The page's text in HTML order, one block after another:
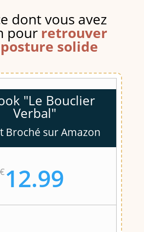
dont vous avez
pour retrouver
solide
"Le Bouclier
Verbal"
Broché sur Amazon
€ 12.99